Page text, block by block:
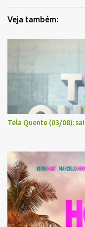
Veja também:
Tela Quente (03/08):